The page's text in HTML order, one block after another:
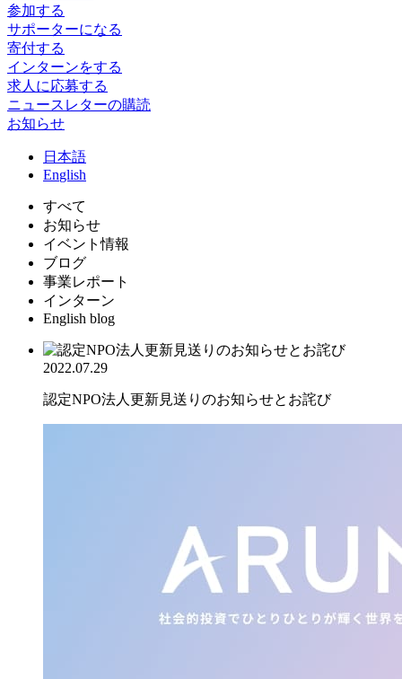
参加する
サポーターになる
寄付する
インターンをする
求人に応募する
ニュースレターの購読
お知らせ
日 本語
English
すべて
お知らせ
イベント情報
ブログ
事業レポート
インターン
English blog
2022.07.29
認定NPO法人更新見送りのお知らせとお詫び